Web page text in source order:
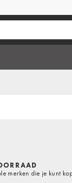
merken die je kunt